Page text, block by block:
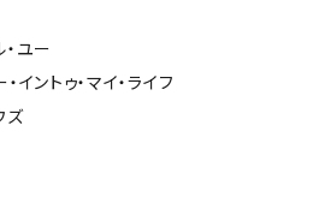
・ユー
イントゥ・マイ・ライフ
ズ